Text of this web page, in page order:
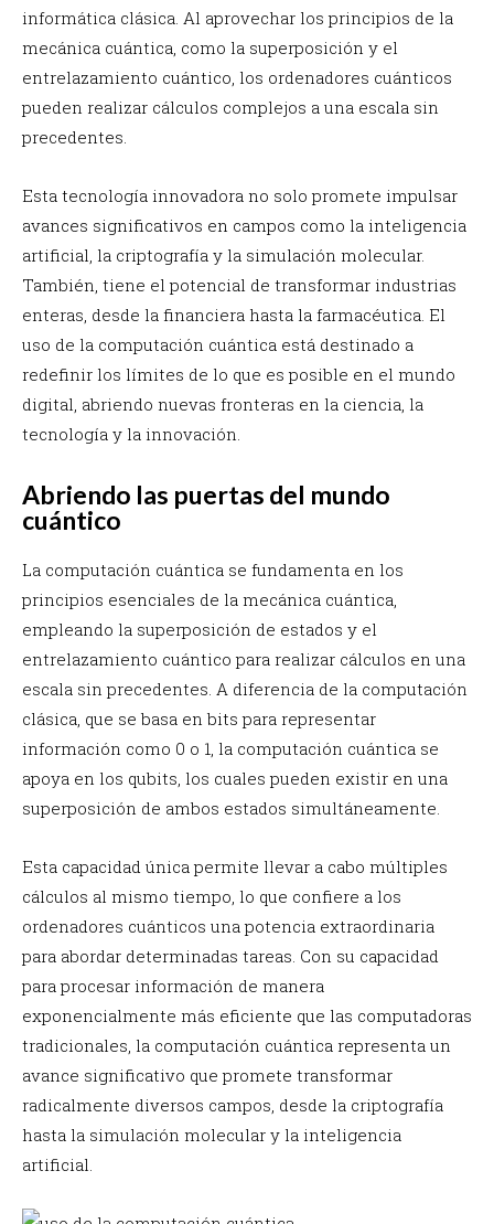
informática clásica. Al aprovechar los principios de la
mecánica cuántica, como la superposición y el
entrelazamiento cuántico, los ordenadores cuánticos
pueden realizar cálculos complejos a una escala sin
precedentes.
Esta tecnología innovadora no solo promete impulsar
avances significativos en campos como la inteligencia
artificial, la criptografía y la simulación molecular.
También, tiene el potencial de transformar industrias
enteras, desde la financiera hasta la farmacéutica. El
uso de la computación cuántica está destinado a
redefinir los límites de lo que es posible en el mundo
digital, abriendo nuevas fronteras en la ciencia, la
tecnología y la innovación.
Abriendo las puertas del mundo
cuántico
La computación cuántica se fundamenta en los
principios esenciales de la mecánica cuántica,
empleando la superposición de estados y el
entrelazamiento cuántico para realizar cálculos en una
escala sin precedentes. A diferencia de la computación
clásica, que se basa en bits para representar
información como 0 o 1, la computación cuántica se
apoya en los qubits, los cuales pueden existir en una
superposición de ambos estados simultáneamente.
Esta capacidad única permite llevar a cabo múltiples
cálculos al mismo tiempo, lo que confiere a los
ordenadores cuánticos una potencia extraordinaria
para abordar determinadas tareas. Con su capacidad
para procesar información de manera
exponencialmente más eficiente que las computadoras
tradicionales, la computación cuántica representa un
avance significativo que promete transformar
radicalmente diversos campos, desde la criptografía
hasta la simulación molecular y la inteligencia
artificial.